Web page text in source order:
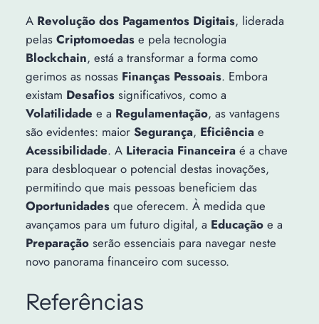
A Revolução dos Pagamentos Digitais, liderada
pelas Criptomoedase pela tecnologia
Blockchain, está a transformar a forma como
gerimos as nossas Finanças Pessoais. Embora
existam Desafiossignificativos, como a
Volatilidade e a Regulamentação, as vantagens
são evidentes: maior Segurança, Eficiênciae
Acessibilidade. A Literacia Financeiraé a chave
para desbloquear o potencial destas inovações,
permitindo que mais pessoas beneficiem das
Oportunidadesque oferecem. À medida que
avançamos para um futuro digital, a Educaçãoe a
Preparaçãoserão essenciais para navegar neste
novo panorama financeiro com sucesso.
Referências